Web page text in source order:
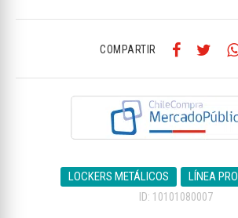
COMPARTIR
LOCKERS METÁLICOS
LÍNEA
ID: 10101080007